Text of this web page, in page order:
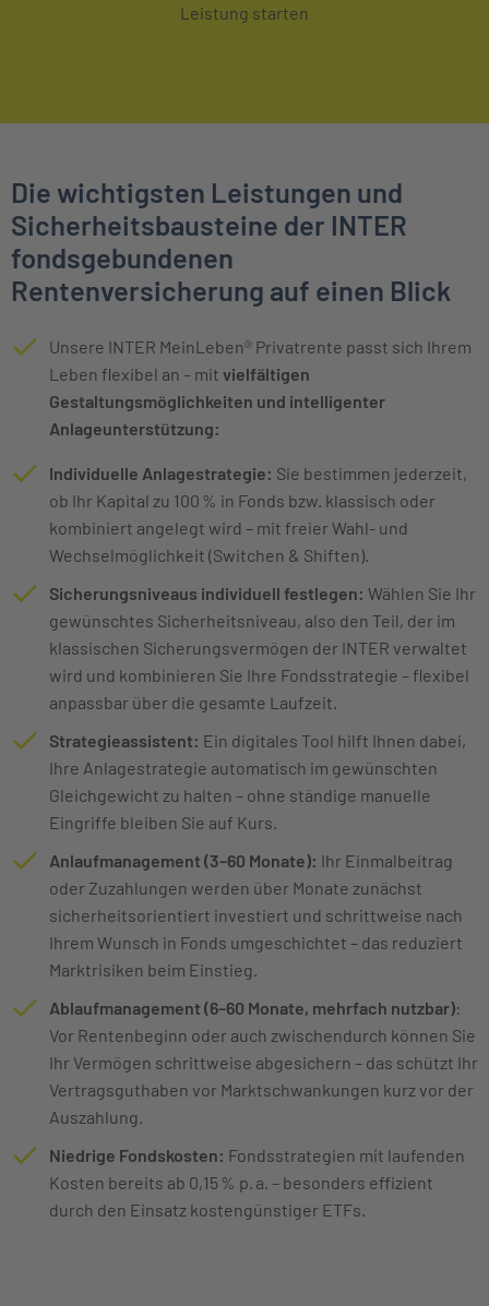
Leistung starten
Die wichtigsten Leistungen und
Sicherheitsbausteine der INTER
fondsgebundenen
Rentenversicherung auf einen Blick
Unsere INTER MeinLeben® Privatrente passt sich Ihrem
Leben flexibel an – mit vielfältigen
Gestaltungsmöglichkeiten und intelligenter
Anlageunterstützung:
Individuelle Anlagestrategie: Sie bestimmen jederzeit,
ob Ihr Kapital zu 100 % in Fonds bzw. klassisch oder
kombiniert angelegt wird – mit freier Wahl- und
Wechselmöglichkeit (Switchen & Shiften).
Sicherungsniveaus individuell festlegen: Wählen Sie Ihr
gewünschtes Sicherheitsniveau, also den Teil, der im
klassischen Sicherungsvermögen der INTER verwaltet
wird und kombinieren Sie Ihre Fondsstrategie – flexibel
anpassbar über die gesamte Laufzeit.
Strategieassistent: Ein digitales Tool hilft Ihnen dabei,
Ihre Anlagestrategie automatisch im gewünschten
Gleichgewicht zu halten – ohne ständige manuelle
Eingriffe bleiben Sie auf Kurs.
Anlaufmanagement (3–60 Monate): Ihr Einmalbeitrag
oder Zuzahlungen werden über Monate zunächst
sicherheitsorientiert investiert und schrittweise nach
Ihrem Wunsch in Fonds umgeschichtet – das reduziert
Marktrisiken beim Einstieg.
Ablaufmanagement (6–60 Monate, mehrfach nutzbar):
Vor Rentenbeginn oder auch zwischendurch können Sie
Ihr Vermögen schrittweise abgesichern – das schützt Ihr
Vertragsguthaben vor Marktschwankungen kurz vor der
Auszahlung.
Niedrige Fondskosten: Fondsstrategien mit laufenden
Kosten bereits ab 0,15 % p. a. – besonders effizient
durch den Einsatz kostengünstiger ETFs.